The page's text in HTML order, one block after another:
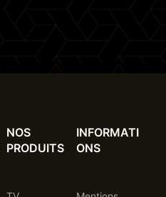
NOS
PRODUITS
INFORMATI
ONS